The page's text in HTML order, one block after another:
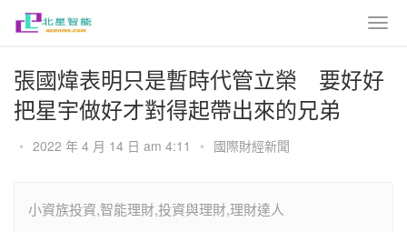
張國煒表明只是暫時代管立榮 要好好
把星宇做好才對得起帶出來的兄弟
• 2022 年 4 月 14 日 am 4:11 • 國際財經新聞
小資族投資,智能理財,投資與理財,理財達人